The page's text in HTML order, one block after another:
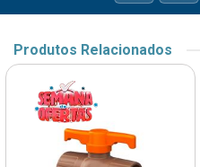
Produtos Relacionados